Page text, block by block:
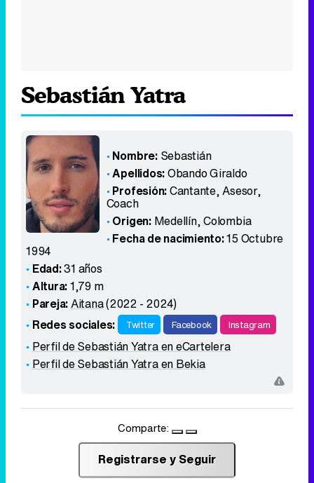
Sebastián Yatra
Nombre: Sebastián
Apellidos:Obando Giraldo
Profesión:Cantante, Asesor,
Coach
Origen: Medellín,Colombia
Fecha de nacimiento:15 Octubre
1994
Edad:31 años
Altura:1,79 m
Pareja:Aitana(2022 - 2024)
Redes sociales:
Twitter Facebook Instagram
Perfil de Sebastián Yatra en eCartelera
Perfil de Sebastián Yatra en Bekia
Comparte:
Registrarse y Seguir